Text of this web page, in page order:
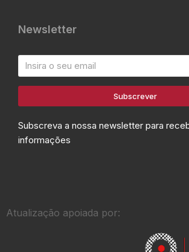
Newsletter
Subscrever
Subscreva a nossa newsletter para
informações
Atualização apoiada por: